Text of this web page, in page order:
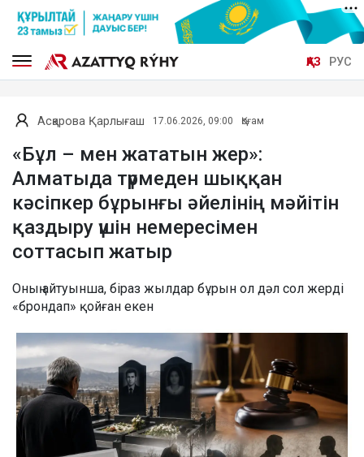
ҚАЗ РУС
Асқарова Қарлығаш 17.06.2026, 09:00 Қоғам
«Бұл – мен жататын жер»:
Алматыда түрмеден шыққан
кәсіпкер бұрынғы әйелінің мәйітін
қаздыру үшін немересімен
соттасып жатыр
Оның айтуынша, біраз жылдар бұрын ол дәл сол жерді
«брондап» қойған екен